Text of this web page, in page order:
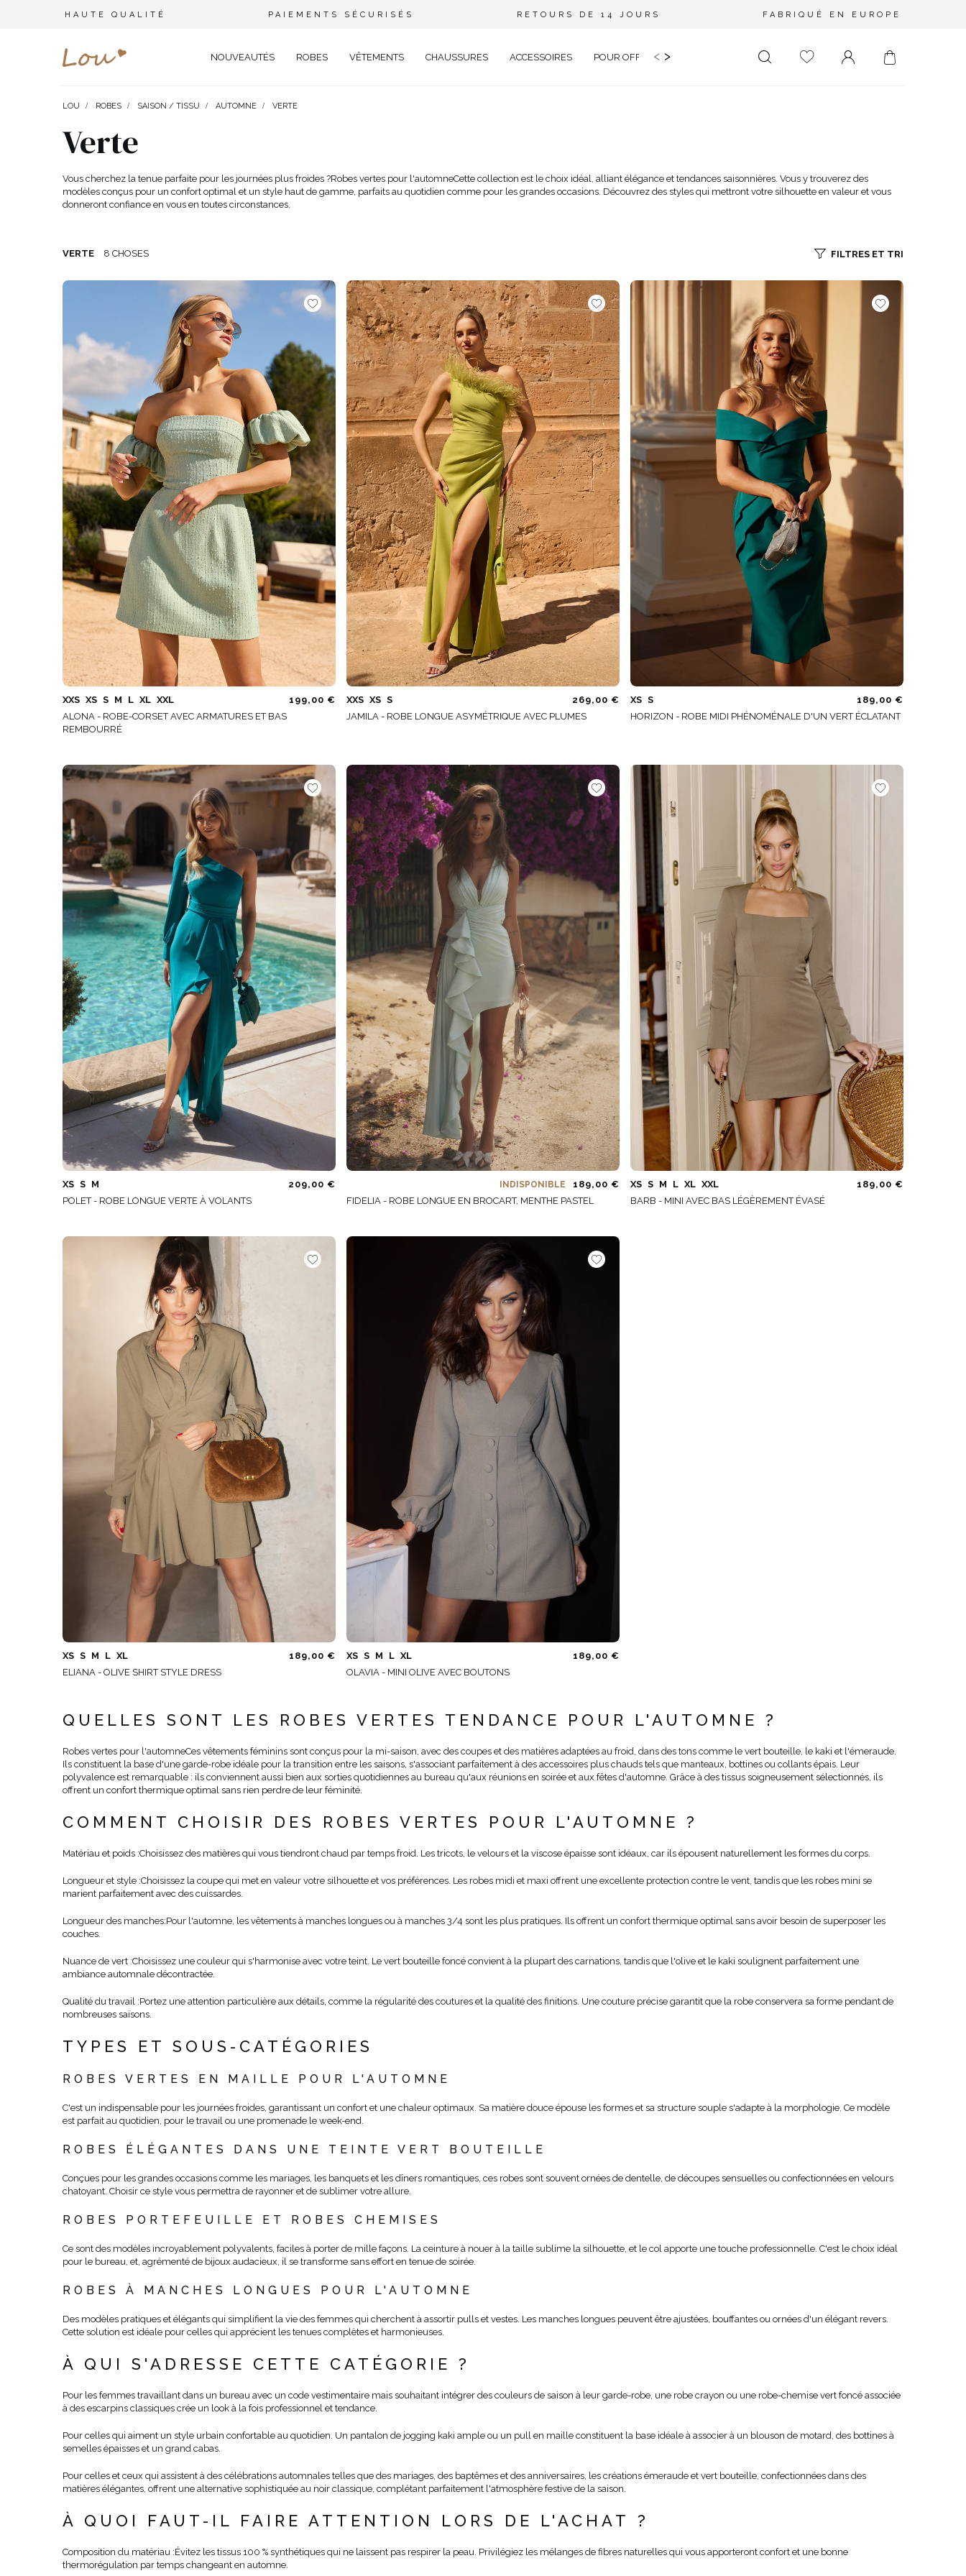
HAUTE QUALITÉ PAIEMENTS SÉCURISÉS RETOURS DE 14 JOURS FABRIQUÉ EN EUROPE
NOUVEAUTÉS ROBES
MARIAGE
BAPTÊME
BAL DE PROMO
COMMUNION
ÉLÉGANT
SOIRÉE
DENTELLE
APPARIÉ
ÉVASÉ
ASYMÉTRIQUE
BOHO
JEAN
TRICOTÉ
MIDI
MAXI
DANS LE DOS
CARRÉ
ASYMÉTRIQUE
SAISON / TISSU
ÉTÉ
PRINTEMPS
AUTOMNE
HIVER
MANCHES / BRETELLES
AVEC DES MANCHES
LONGUES
AVEC DES MANCHES
COURTES
SUR LES BRETELLES
SANS BRETELLES
CATÉGORIES
POPULAIRES
POUR LE MARIAGE
NOUVEAUTÉS
PLUS
DÉCOUVREZ LES
NOUVEAUTÉS
VOIR TOUS
VÊTEMENTS
T-SHIRTS
JUPES
VOIR TOUS
CHAUSSURES ACCESSOIRES
CEINTURES
BIJOUX
VOIR TOUS
POUR OFFRIR MARIAGE PLUS SIZE SALE
< >
LOU ROBES SAISON / TISSU AUTOMNE VERTE
Verte
Vous cherchez la tenue parfaite pour les journées plus froides ?Robes vertes pour l'automneCette collection est le choix idéal, alliant élégance et tendances saisonnières. Vous y trouverez des
modèles conçus pour un confort optimal et un style haut de gamme, parfaits au quotidien comme pour les grandes occasions. Découvrez des styles qui mettront votre silhouette en valeur et vous
donneront confiance en vous en toutes circonstances.
VERTE 8 CHOSES FILTRES ET TRI
XXS XS S M L XL XXL
199,00 €
ALONA - ROBE-CORSET AVEC ARMATURES ET BAS
REMBOURRÉ
XXS XS S
269,00 €
JAMILA - ROBE LONGUE ASYMÉTRIQUE AVEC PLUMES
XS S
189,00 €
HORIZON - ROBE MIDI PHÉNOMÉNALE D'UN VERT ÉCLATANT
XS S M
209,00 €
POLET - ROBE LONGUE VERTE À VOLANTS
INDISPONIBLE
189,00 €
FIDELIA - ROBE LONGUE EN BROCART, MENTHE PASTEL
XS S M L XL XXL
189,00 €
BARB - MINI AVEC BAS LÉGÈREMENT ÉVASÉ
XS S M L XL
189,00 €
ELIANA - OLIVE SHIRT STYLE DRESS
XS S M L XL
189,00 €
OLAVIA - MINI OLIVE AVEC BOUTONS
QUELLES SONT LES ROBES VERTES TENDANCE POUR L'AUTOMNE ?
Robes vertes pour l'automneCes vêtements féminins sont conçus pour la mi-saison, avec des coupes et des matières adaptées au froid, dans des tons comme le vert bouteille, le kaki et l'émeraude.
Ils constituent la base d'une garde-robe idéale pour la transition entre les saisons, s'associant parfaitement à des accessoires plus chauds tels que manteaux, bottines ou collants épais. Leur
polyvalence est remarquable : ils conviennent aussi bien aux sorties quotidiennes au bureau qu'aux réunions en soirée et aux fêtes d'automne. Grâce à des tissus soigneusement sélectionnés, ils
offrent un confort thermique optimal sans rien perdre de leur féminité.
COMMENT CHOISIR DES ROBES VERTES POUR L'AUTOMNE ?
Matériau et poids :Choisissez des matières qui vous tiendront chaud par temps froid. Les tricots, le velours et la viscose épaisse sont idéaux, car ils épousent naturellement les formes du corps.
Longueur et style :Choisissez la coupe qui met en valeur votre silhouette et vos préférences. Les robes midi et maxi offrent une excellente protection contre le vent, tandis que les robes mini se
marient parfaitement avec des cuissardes.
Longueur des manches:Pour l'automne, les vêtements à manches longues ou à manches 3/4 sont les plus pratiques. Ils offrent un confort thermique optimal sans avoir besoin de superposer les
couches.
Nuance de vert :Choisissez une couleur qui s'harmonise avec votre teint. Le vert bouteille foncé convient à la plupart des carnations, tandis que l'olive et le kaki soulignent parfaitement une
ambiance automnale décontractée.
Qualité du travail :Portez une attention particulière aux détails, comme la régularité des coutures et la qualité des finitions. Une couture précise garantit que la robe conservera sa forme pendant de
nombreuses saisons.
TYPES ET SOUS-CATÉGORIES
ROBES VERTES EN MAILLE POUR L'AUTOMNE
C'est un indispensable pour les journées froides, garantissant un confort et une chaleur optimaux. Sa matière douce épouse les formes et sa structure souple s'adapte à la morphologie. Ce modèle
est parfait au quotidien, pour le travail ou une promenade le week-end.
ROBES ÉLÉGANTES DANS UNE TEINTE VERT BOUTEILLE
Conçues pour les grandes occasions comme les mariages, les banquets et les dîners romantiques, ces robes sont souvent ornées de dentelle, de découpes sensuelles ou confectionnées en velours
chatoyant. Choisir ce style vous permettra de rayonner et de sublimer votre allure.
ROBES PORTEFEUILLE ET ROBES CHEMISES
Ce sont des modèles incroyablement polyvalents, faciles à porter de mille façons. La ceinture à nouer à la taille sublime la silhouette, et le col apporte une touche professionnelle. C'est le choix idéal
pour le bureau, et, agrémenté de bijoux audacieux, il se transforme sans effort en tenue de soirée.
ROBES À MANCHES LONGUES POUR L'AUTOMNE
Des modèles pratiques et élégants qui simplifient la vie des femmes qui cherchent à assortir pulls et vestes. Les manches longues peuvent être ajustées, bouffantes ou ornées d'un élégant revers.
Cette solution est idéale pour celles qui apprécient les tenues complètes et harmonieuses.
À QUI S'ADRESSE CETTE CATÉGORIE ?
Pour les femmes travaillant dans un bureau avec un code vestimentaire mais souhaitant intégrer des couleurs de saison à leur garde-robe, une robe crayon ou une robe-chemise vert foncé associée
à des escarpins classiques crée un look à la fois professionnel et tendance.
Pour celles qui aiment un style urbain confortable au quotidien. Un pantalon de jogging kaki ample ou un pull en maille constituent la base idéale à associer à un blouson de motard, des bottines à
semelles épaisses et un grand cabas.
Pour celles et ceux qui assistent à des célébrations automnales telles que des mariages, des baptêmes et des anniversaires, les créations émeraude et vert bouteille, confectionnées dans des
matières élégantes, offrent une alternative sophistiquée au noir classique, complétant parfaitement l'atmosphère festive de la saison.
À QUOI FAUT-IL FAIRE ATTENTION LORS DE L'ACHAT ?
Composition du matériau :Évitez les tissus 100 % synthétiques qui ne laissent pas respirer la peau. Privilégiez les mélanges de fibres naturelles qui vous apporteront confort et une bonne
thermorégulation par temps changeant en automne.